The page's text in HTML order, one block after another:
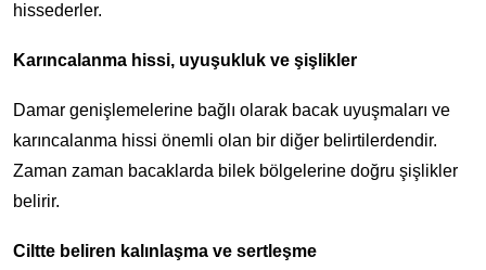
hissederler.
Karıncalanma hissi, uyuşukluk ve şişlikler
Damar genişlemelerine bağlı olarak bacak uyuşmaları ve
karıncalanma hissi önemli olan bir diğer belirtilerdendir.
Zaman zaman bacaklarda bilek bölgelerine doğru şişlikler
belirir.
Ciltte beliren kalınlaşma ve sertleşme